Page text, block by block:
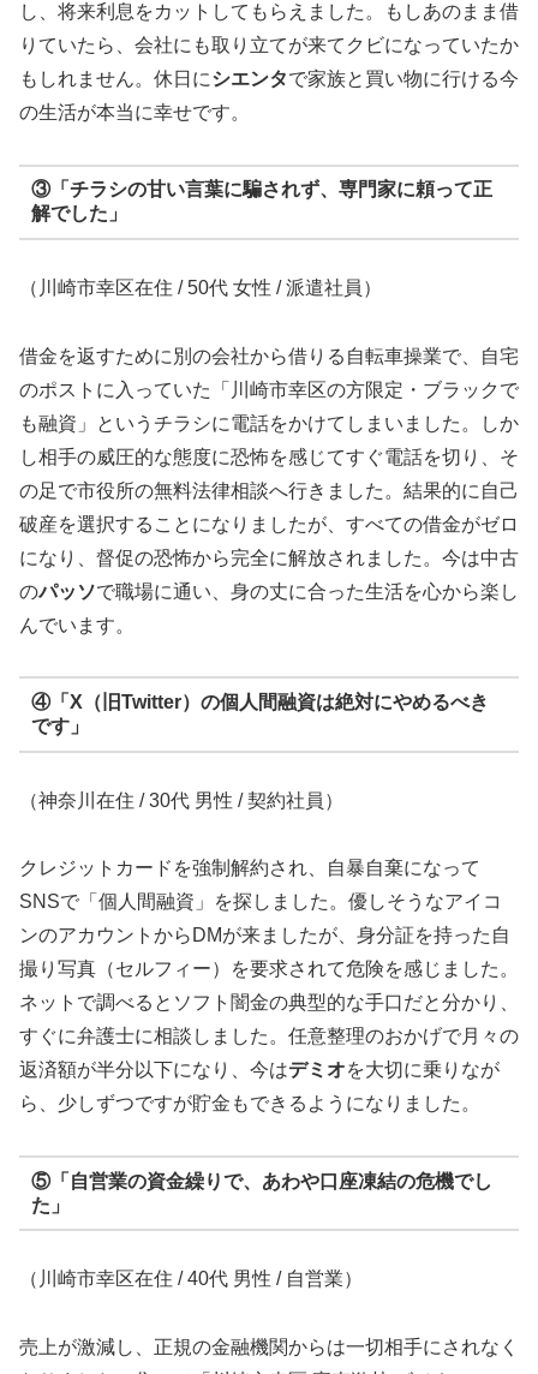
し、将来利息をカットしてもらえました。もしあのまま借
りていたら、会社にも取り立てが来てクビになっていたか
もしれません。休日にシエンタで家族と買い物に行ける今
の生活が本当に幸せです。
③「チラシの甘い言葉に騙されず、専門家に頼って正
解でした」
（川崎市幸区在住 / 50代 女性 / 派遣社員）
借金を返すために別の会社から借りる自転車操業で、自宅
のポストに入っていた「川崎市幸区の方限定・ブラックで
も融資」というチラシに電話をかけてしまいました。しか
し相手の威圧的な態度に恐怖を感じてすぐ電話を切り、そ
の足で市役所の無料法律相談へ行きました。結果的に自己
破産を選択することになりましたが、すべての借金がゼロ
になり、督促の恐怖から完全に解放されました。今は中古
のパッソで職場に通い、身の丈に合った生活を心から楽し
んでいます。
④「X（旧Twitter）の個人間融資は絶対にやめるべき
です」
（神奈川在住 / 30代 男性 / 契約社員）
クレジットカードを強制解約され、自暴自棄になって
SNSで「個人間融資」を探しました。優しそうなアイコ
ンのアカウントからDMが来ましたが、身分証を持った自
撮り写真（セルフィー）を要求されて危険を感じました。
ネットで調べるとソフト闇金の典型的な手口だと分かり、
すぐに弁護士に相談しました。任意整理のおかげで月々の
返済額が半分以下になり、今はデミオを大切に乗りなが
ら、少しずつですが貯金もできるようになりました。
⑤「自営業の資金繰りで、あわや口座凍結の危機でし
た」
（川崎市幸区在住 / 40代 男性 / 自営業）
売上が激減し、正規の金融機関からは一切相手にされなく